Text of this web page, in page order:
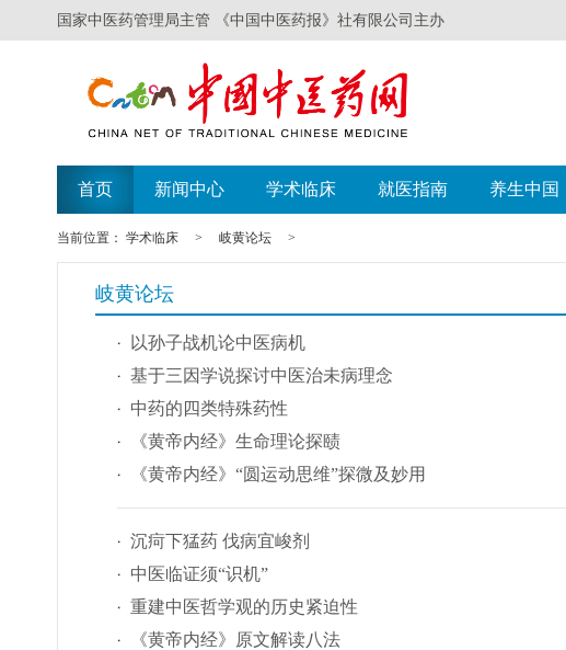
国家中医药管理局主管 《中国中医药报》社有限公司主办
首页 新闻中心 学术临床 就医指南 养生中国
当前位置： 学术临床 > 岐黄论坛 >
岐黄论坛
以孙子战机论中医病机
基于三因学说探讨中医治未病理念
中药的四类特殊药性
《黄帝内经》生命理论探赜
《黄帝内经》“圆运动思维”探微及妙用
沉疴下猛药 伐病宜峻剂
中医临证须“识机”
重建中医哲学观的历史紧迫性
《黄帝内经》原文解读八法